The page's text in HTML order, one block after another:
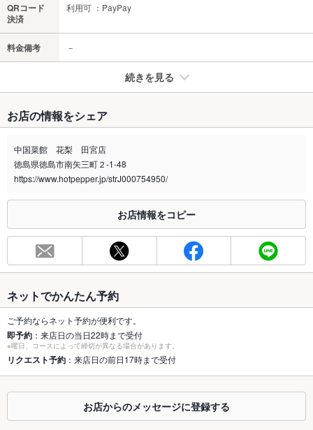
QRコード
決済
利用可 ：PayPay
料金備考 －
続きを見る
禁煙・喫煙 全席喫煙可
喫煙専用室 なし
※2020年4月1日～受動喫煙対策に関する法律が施行されています。正しい情報はお店へお問い
総席数 50席
最大宴会収
50人
個室 なし
座敷 あり
掘りごたつ なし
カウンター あり
ソファー なし
お店の情報をシェア
中国菜館 花梨 田宮店
徳島県徳島市南矢三町２-1-48
https://www.hotpepper.jp/strJ000754950/
お店情報をコピー
ネットでかんたん予約
ご予約ならネット予約が便利です。
即予約 ：来店日の当日22時まで受付
※曜日、コースによって締切が異なる場合があります。
リクエスト予約 ：来店日の前日17時まで受付
お店からのメッセージに登録する